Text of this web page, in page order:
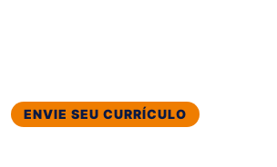
ENVIE SEU CURRÍCULO